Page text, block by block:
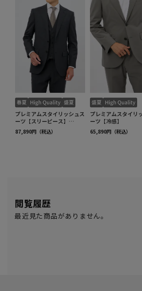
閲覧履歴
最近見た商品がありません。